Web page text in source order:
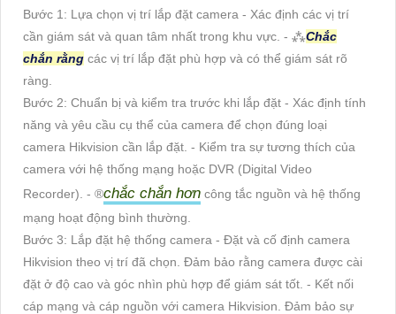
Bước 1: Lựa chọn vị trí lắp đặt camera - Xác định các vị trí
cần giám sát và quan tâm nhất trong khu vực. - ⁂Chắc
chắn rằng các vị trí lắp đặt phù hợp và có thể giám sát rõ
ràng.
Bước 2: Chuẩn bị và kiểm tra trước khi lắp đặt - Xác định tính
năng và yêu cầu cụ thể của camera để chọn đúng loại
camera Hikvision cần lắp đặt. - Kiểm tra sự tương thích của
camera với hệ thống mạng hoặc DVR (Digital Video
Recorder). - ®️chắc chắn hơn công tắc nguồn và hệ thống
mạng hoạt động bình thường.
Bước 3: Lắp đặt hệ thống camera - Đặt và cố định camera
Hikvision theo vị trí đã chọn. Đảm bảo rằng camera được cài
đặt ở độ cao và góc nhìn phù hợp để giám sát tốt. - Kết nối
cáp mạng và cáp nguồn với camera Hikvision. Đảm bảo sự